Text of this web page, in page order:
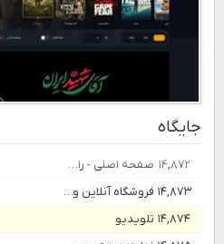
جایگاه
۱۴,۸۷۲ صفحه اصلی - راشا الکترونیک
۱۴,۸۷۳
فروشگاه آنلاین وگان کاکوتی - محصولات وگان، وجترین و گیاهخواری
۱۴,۸۷۴ تلویدیو